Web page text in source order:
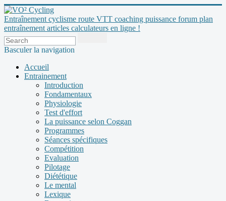
Entraînement cyclisme route VTT coaching puissance forum plan
entraînement articles calculateurs en ligne !
Basculer la navigation
Accueil
Entrainement
Introduction
Fondamentaux
Physiologie
Test d'effort
La puissance selon Coggan
Programmes
Séances spécifiques
Compétition
Evaluation
Pilotage
Diététique
Le mental
Lexique